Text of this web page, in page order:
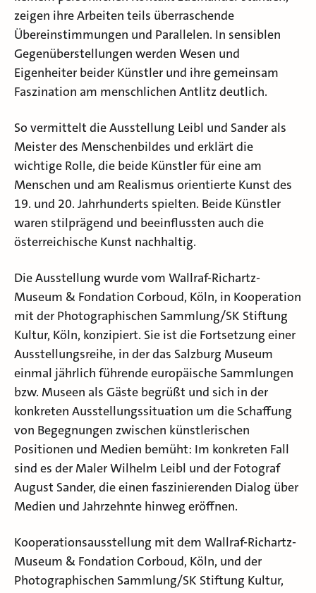
zeigen ihre Arbeiten teils überraschende
Übereinstimmungen und Parallelen. In sensiblen
Gegenüberstellungen werden Wesen und
Eigenheiter beider Künstler und ihre gemeinsam
Faszination am menschlichen Antlitz deutlich.
So vermittelt die Ausstellung Leibl und Sander als
Meister des Menschenbildes und erklärt die
wichtige Rolle, die beide Künstler für eine am
Menschen und am Realismus orientierte Kunst des
19. und 20. Jahrhunderts spielten. Beide Künstler
waren stilprägend und beeinflussten auch die
österreichische Kunst nachhaltig.
Die Ausstellung wurde vom Wallraf-Richartz-
Museum & Fondation Corboud, Köln, in Kooperation
mit der Photographischen Sammlung/SK Stiftung
Kultur, Köln, konzipiert. Sie ist die Fortsetzung einer
Ausstellungsreihe, in der das Salzburg Museum
einmal jährlich führende europäische Sammlungen
bzw. Museen als Gäste begrüßt und sich in der
konkreten Ausstellungssituation um die Schaffung
von Begegnungen zwischen künstlerischen
Positionen und Medien bemüht: Im konkreten Fall
sind es der Maler Wilhelm Leibl und der Fotograf
August Sander, die einen faszinierenden Dialog über
Medien und Jahrzehnte hinweg eröffnen.
Kooperationsausstellung mit dem Wallraf-Richartz-
Museum & Fondation Corboud, Köln, und der
Photographischen Sammlung/SK Stiftung Kultur,